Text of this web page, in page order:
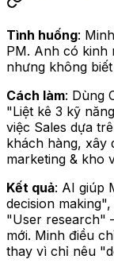
Tình huống:
PM. Anh có kinh
nhưng không
Cách làm: Dùng
"Liệt kê 3 kỹ
việc Sales dựa
khách hàng, xây
marketing & kho
Kết quả: AI giúp
decision
"User research"
mới. Minh điều
thay vì chỉ nêu